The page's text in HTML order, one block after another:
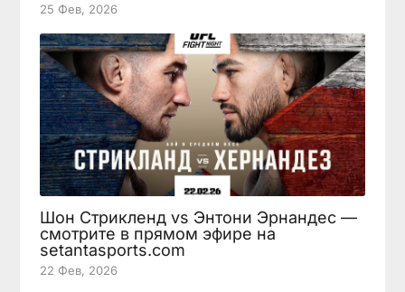
25 Фев, 2026
Шон Стрикленд vs Энтони Эрнандес —
смотрите в прямом эфире на
setantasports.com
22 Фев, 2026